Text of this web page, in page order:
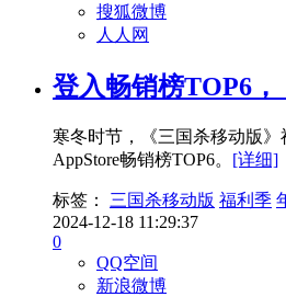
搜狐微博
人人网
登入畅销榜TOP6
寒冬时节，《三国杀移动版
AppStore畅销榜TOP6。 [详细]
标签： 三国杀移动版 福利季
2024-12-18 11:29:37
0
QQ空间
新浪微博